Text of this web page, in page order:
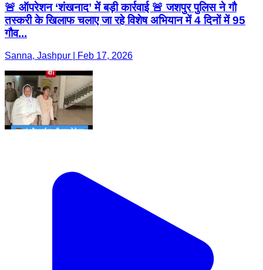
🚨 ऑपरेशन ‘शंखनाद’ में बड़ी कार्रवाई 🚨 जशपुर पुलिस ने गौ
तस्करी के खिलाफ चलाए जा रहे विशेष अभियान में 4 दिनों में 95
गौव...
Sanna, Jashpur | Feb 17, 2026